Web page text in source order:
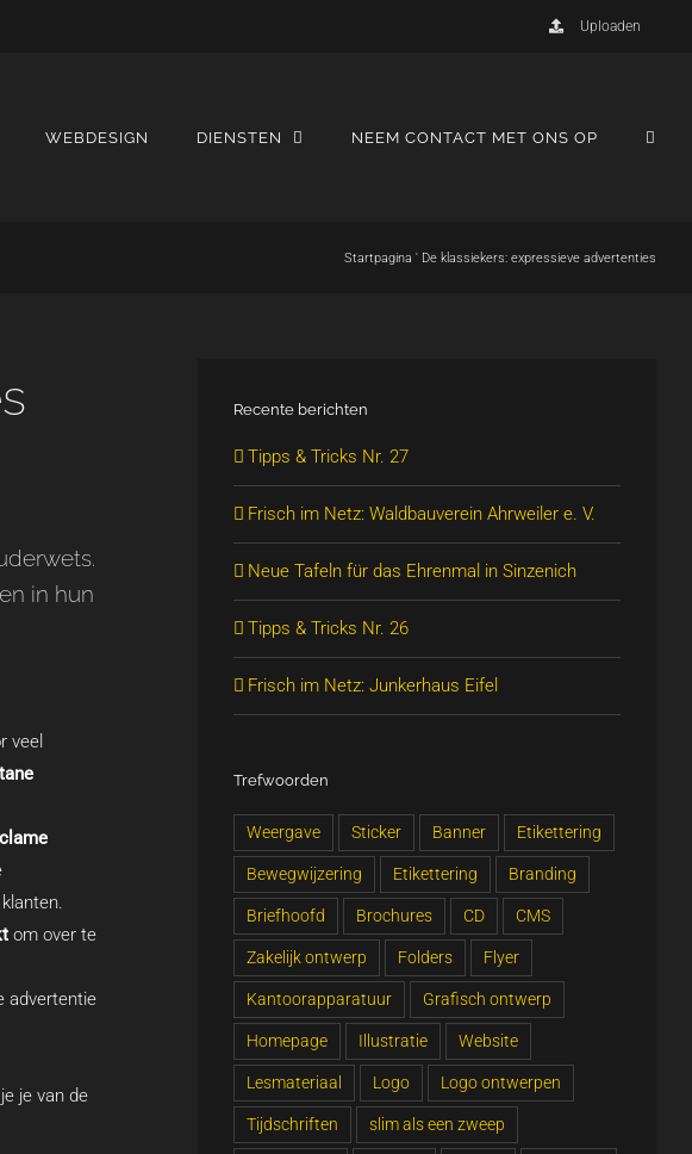
Uploaden
WEBDESIGN DIENSTEN NEEM CONTACT MET ONS OP
Startpagina ' De klassiekers: expressieve advertenties
in hun
veel
om over te
advertentie
je van de
Recente berichten
Tipps & Tricks Nr. 27
Frisch im Netz: Waldbauverein Ahrweiler e. V.
Neue Tafeln für das Ehrenmal in Sinzenich
Tipps & Tricks Nr. 26
Frisch im Netz: Junkerhaus Eifel
Trefwoorden
Weergave Sticker Banner Etikettering
Bewegwijzering Etikettering Branding
Briefhoofd Brochures CD CMS
Zakelijk ontwerp Folders Flyer
Kantoorapparatuur Grafisch ontwerp
Homepage Illustratie Website
Lesmateriaal Logo Logo ontwerpen
Tijdschriften slim als een zweep